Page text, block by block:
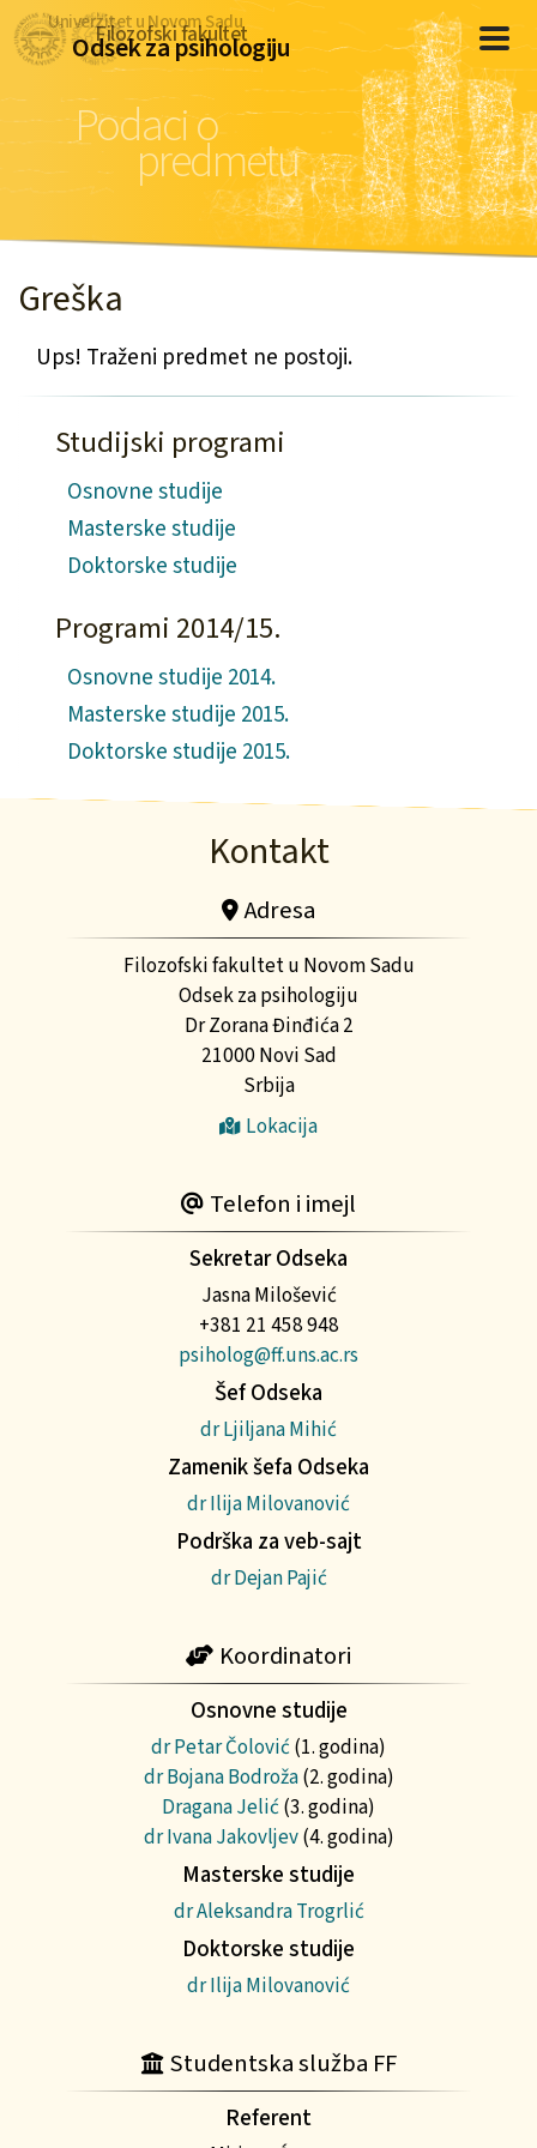
Podaci o
predmetu
Univerzitet u Novom Sadu
Filozofski fakultet
Odsek za psihologiju
Greška
Ups! Traženi predmet ne postoji.
Studijski programi
Osnovne studije
Masterske studije
Doktorske studije
Programi 2014/15.
Osnovne studije 2014.
Masterske studije 2015.
Doktorske studije 2015.
Kontakt
Adresa
Filozofski fakultet u Novom Sadu
Odsek za psihologiju
Dr Zorana Đinđića 2
21000 Novi Sad
Srbija
Lokacija
Telefon i imejl
Sekretar Odseka
Jasna Milošević
+381 21 458 948
psiholog@ff.uns.ac.rs
Šef Odseka
dr Ljiljana Mihić
Zamenik šefa Odseka
dr Ilija Milovanović
Podrška za veb-sajt
dr Dejan Pajić
Koordinatori
Osnovne studije
dr Petar Čolović (1. godina)
dr Bojana Bodroža(2. godina)
Dragana Jelić (3. godina)
dr Ivana Jakovljev(4. godina)
Masterske studije
dr Aleksandra Trogrlić
Doktorske studije
dr Ilija Milovanović
Studentska služba FF
Referent